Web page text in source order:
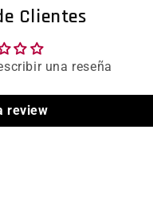
Clientes
una reseña
review